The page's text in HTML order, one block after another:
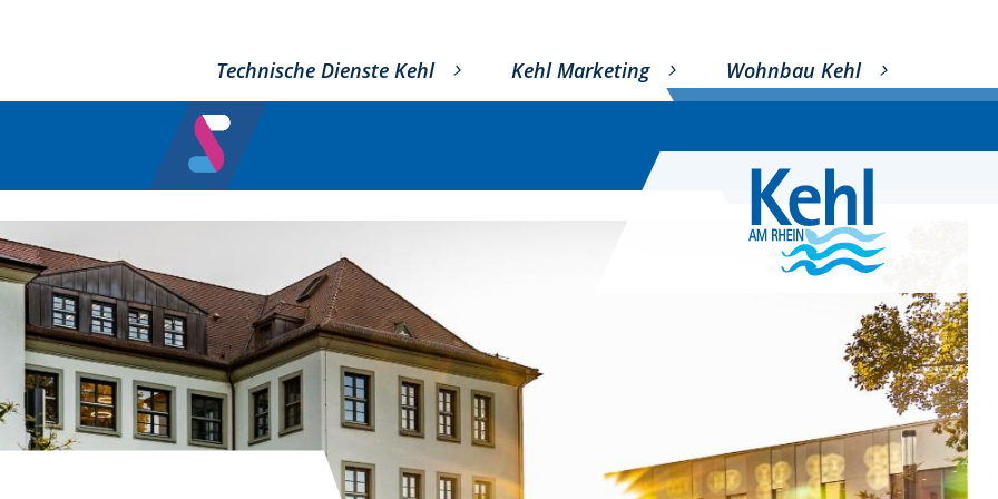
Technische Dienste Kehl Kehl Marketing Wohnbau Kehl